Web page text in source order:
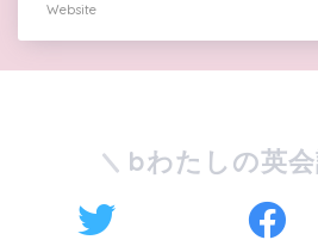
Website
bわたしの英